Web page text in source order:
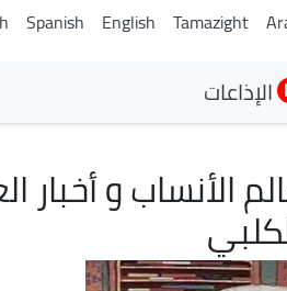
Tamazight
English
Spanish
الإذاعات
الأنساب و